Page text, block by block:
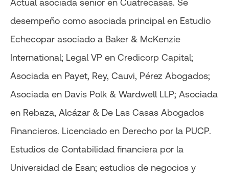
Actual asociada senior en Cuatrecasas. Se
desempeño como asociada principal en Estudio
Echecopar asociado a Baker & McKenzie
International; Legal VP en Credicorp Capital;
Asociada en Payet, Rey, Cauvi, Pérez Abogados;
Asociada en Davis Polk & Wardwell LLP; Asociada
en Rebaza, Alcázar & De Las Casas Abogados
Financieros. Licenciado en Derecho por la PUCP.
Estudios de Contabilidad financiera por la
Universidad de Esan; estudios de negocios y